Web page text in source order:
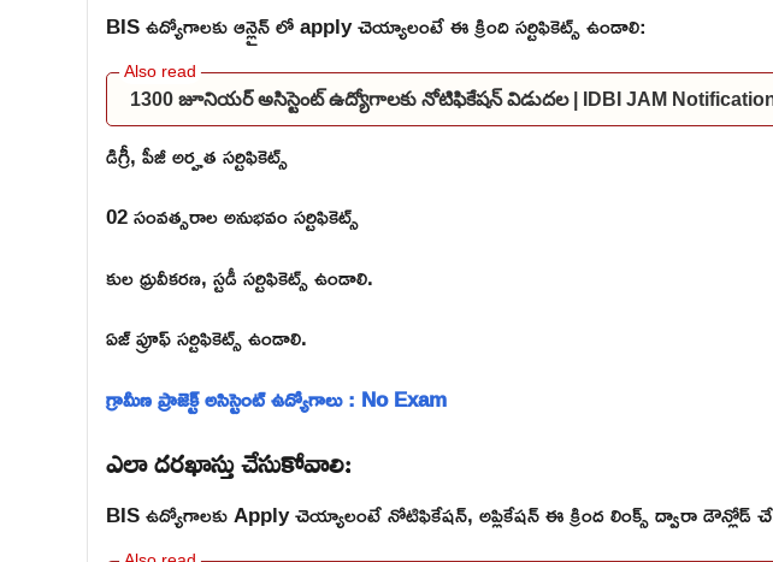
BIS ఉద్యోగాలకు ఆన్లైన్ లో apply చెయ్యాలంటే ఈ క్రింది సర్టిఫికెట్స్ ఉండాలి:
1300 జూనియర్ అసిస్టెంట్ ఉద్యోగాలకు నోటిఫికేషన్ విడుదల | IDBI JAM
డిగ్రీ, పీజీ అర్హత సర్టిఫికెట్స్
02 సంవత్సరాల అనుభవం సర్టిఫికెట్స్
కుల ధ్రువీకరణ, స్టడీ సర్టిఫికెట్స్ ఉండాలి.
ఏజ్ ప్రూఫ్ సర్టిఫికెట్స్ ఉండాలి.
గ్రామీణ ప్రాజెక్ట్ అసిస్టెంట్ ఉద్యోగాలు : No Exam
ఎలా దరఖాస్తు చేసుకోవాలి:
BIS ఉద్యోగాలకు Apply చెయ్యాలంటే నోటిఫికేషన్, అప్లికేషన్ ఈ క్రింద లింక్స్ ద్వారా డౌన్లోడ్